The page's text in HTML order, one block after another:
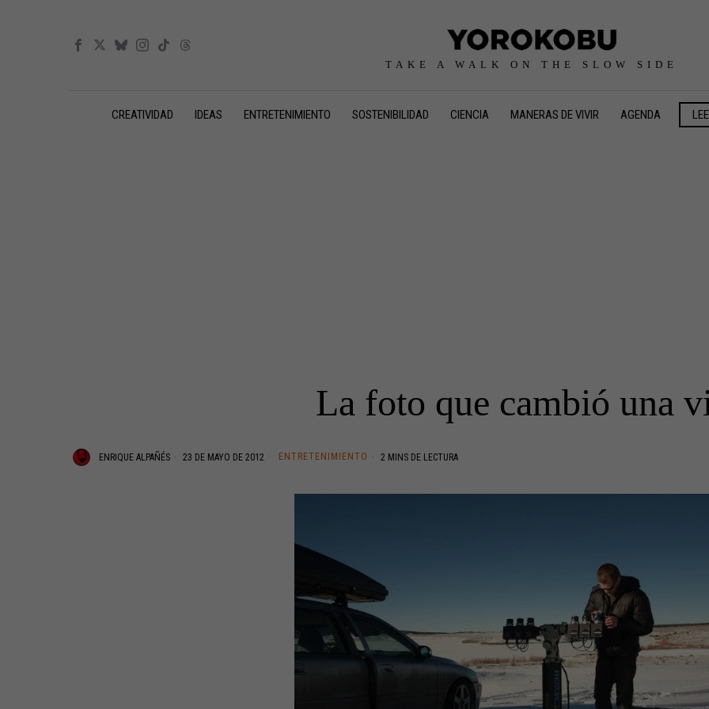
TAKE A WALK ON THE SLOW SIDE
CREATIVIDAD IDEAS ENTRETENIMIENTO SOSTENIBILIDAD CIENCIA MANERAS DE VIVIR AGENDA
La foto que cambió una
ENRIQUE ALPAÑÉS 23 DE MAYO DE 2012 ENTRETENIMIENTO 2 MINS DE LECTURA